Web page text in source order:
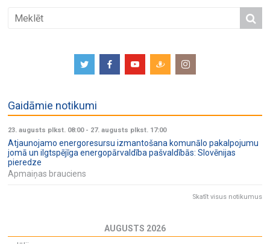
Gaidāmie notikumi
23. augusts plkst. 08:00- 27. augusts plkst. 17:00
Atjaunojamo energoresursu izmantošana komunālo pakalpojumu
jomā un ilgtspējīga energopārvaldība pašvaldībās: Slovēnijas
pieredze
Apmaiņas brauciens
Skatīt visus notikumus
AUGUSTS 2026